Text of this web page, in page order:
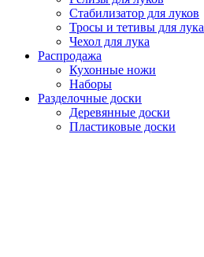
Стабилизатор для луков
Тросы и тетивы для лука
Чехол для лука
Распродажа
Кухонные ножи
Наборы
Разделочные доски
Деревянные доски
Пластиковые доски